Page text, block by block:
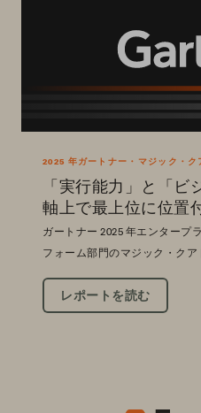
2025 年ガートナー・マジック・ク
「実行能力」と「ビ
軸上で最上位に位置
ガートナー 2025 年エンタープ
フォーム部門のマジック・クア
レポートを読む